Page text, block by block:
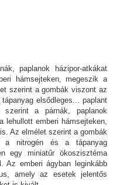
paplanok házipor-atkákat
hámsejteken, megeszik a
szerint a gombák viszont az
elsődleges... paplant
szerint a párnák, paplanok
lehullott emberi hámsejteken,
Az elmélet szerint a gombák
a nitrogén és a tápanyag
egy miniatűr ökoszisztéma
Az emberi ágyban leginkább
amely az esetek jelentős